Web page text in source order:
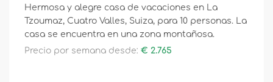
Hermosa y alegre casa de vacaciones en La
Tzoumaz, Cuatro Valles, Suiza, para 10 personas. La
casa se encuentra en una zona montañosa.
Precio por semana desde: € 2.765